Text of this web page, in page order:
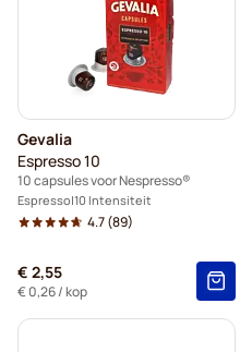
Gevalia
Espresso 10
10 capsules voor Nespresso®
Espresso 10 Intensiteit
4.7(89)
€ 2,55
€ 0,26/ kop